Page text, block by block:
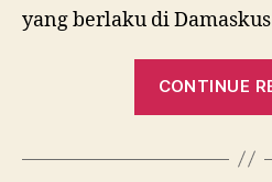
yang berlaku di
CONTINUE